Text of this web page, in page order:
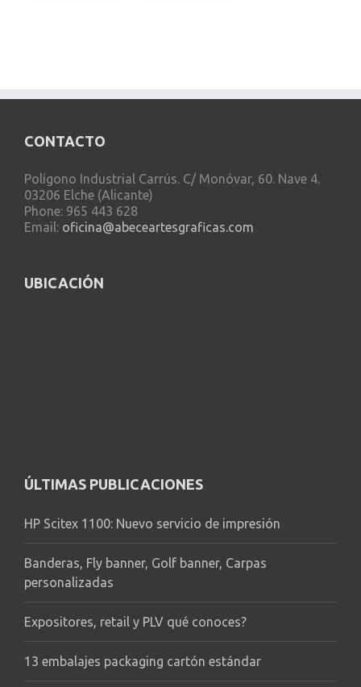
CONTACTO
Polígono Industrial Carrús. C/ Monóvar, 60. Nave 4.
03206 Elche (Alicante)
Phone: 965 443 628
Email: oficina@abeceartesgraficas.com
UBICACIÓN
ÚLTIMAS PUBLICACIONES
HP Scitex 1100: Nuevo servicio de impresión
Banderas, Fly banner, Golf banner, Carpas
personalizadas
Expositores, retail y PLV qué conoces?
13 embalajes packaging cartón estándar